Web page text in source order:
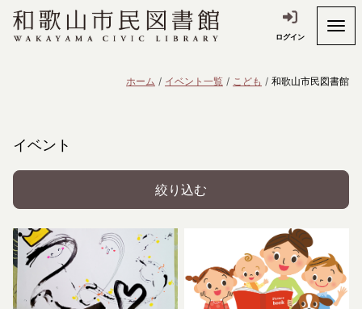
ログイン
ホーム イベント一覧 こども 和歌山市民図書館
イベント
絞り込む